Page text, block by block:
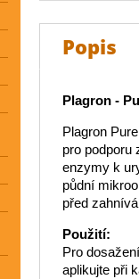
Popis
Plagron -
Plagron
pro podporu
enzymy k
půdní
před
Použití:
Pro
aplikujte při